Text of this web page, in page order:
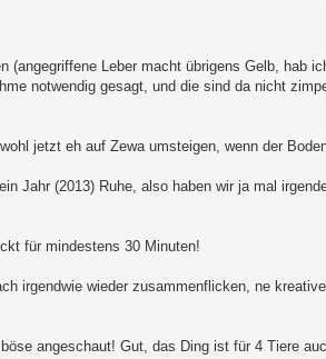
(angegriffene Leber macht übrigens Gelb, hab
notwendig gesagt, und die sind da nicht
jetzt eh auf Zewa umsteigen, wenn der
Jahr (2013) Ruhe, also haben wir ja mal
für mindestens 30 Minuten!
irgendwie wieder zusammenflicken, ne
angeschaut! Gut, das Ding ist für 4 Tiere